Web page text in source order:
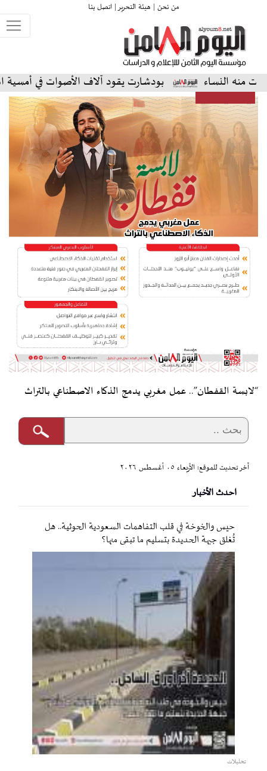
من نحن | هيئة التحرير |اتصل بنا
بودشارت يقود آلاف الأصوات في أمسية استثنائية
“لابسة القفطان”.. عمل مغربي يدمج الذكاء الاصطناعي بالتراث
آخر تحديث للموقع: الأربعاء ٠٥ أغسطس ٢٠٢٦
احدث الأخبار
حيس والخوخة في قلب التفاهمات السعودية الحوثية.. هل
تُغلق جبهة الحديدة بتسليم ما تبقى منها؟
تحليلات